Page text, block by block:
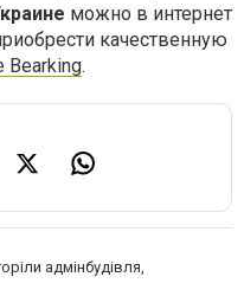
можно в интернет
качественную
Bearking.
адмінбудівля,